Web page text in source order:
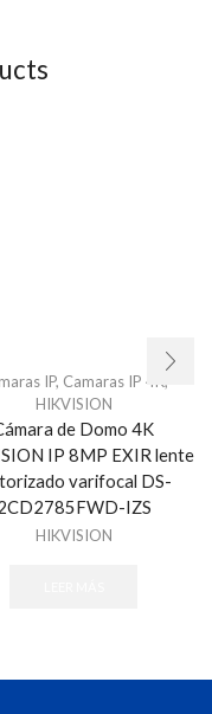
IP, Camaras IP 4K,
HIKVISION
de Domo 4K
IP 8MP EXIR lente
varifocal DS-
IZS
HIKVISION